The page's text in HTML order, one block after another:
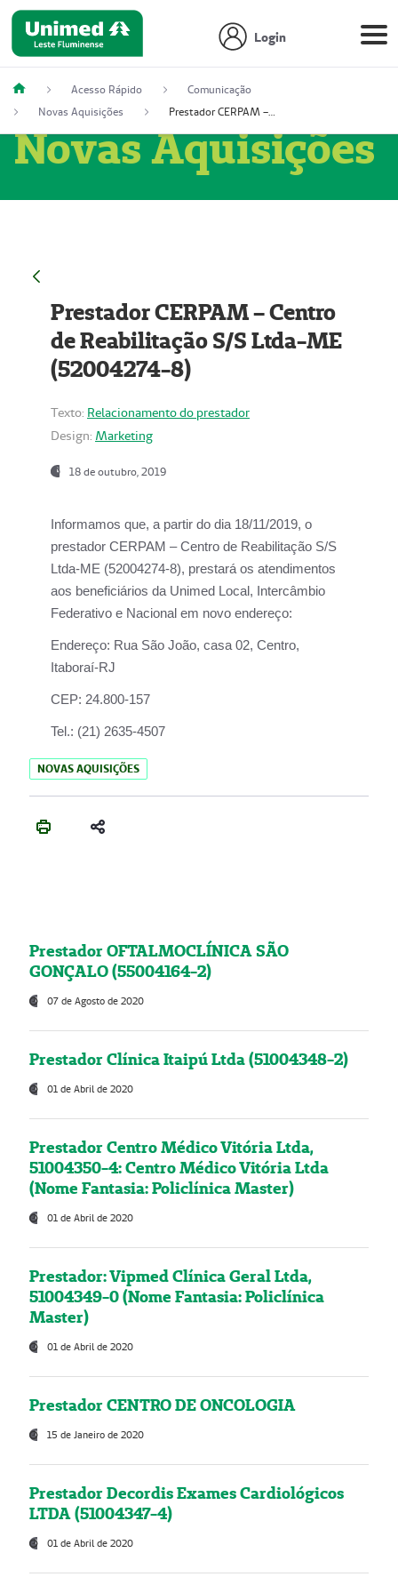
Login
Acesso Rápido
Comunicação
Novas Aquisições
Prestador CERPAM – Centro de Reabilitação S/S Ltda-ME (52004274-8)
Novas Aquisições
Prestador CERPAM – Centro
de Reabilitação S/S Ltda-ME
(52004274-8)
Texto: Relacionamento do prestador
Design: Marketing
18 de outubro, 2019
Informamos que, a partir do dia 18/11/2019, o
prestador CERPAM – Centro de Reabilitação S/S
Ltda-ME (52004274-8), prestará os atendimentos
aos beneficiários da Unimed Local, Intercâmbio
Federativo e Nacional em novo endereço:
Endereço: Rua São João, casa 02, Centro,
Itaboraí-RJ
CEP: 24.800-157
Tel.: (21) 2635-4507
NOVAS AQUISIÇÕES
Prestador OFTALMOCLÍNICA SÃO
GONÇALO (55004164-2)
07 de Agosto de 2020
Prestador Clínica Itaipú Ltda (51004348-2)
01 de Abril de 2020
Prestador Centro Médico Vitória Ltda,
51004350-4: Centro Médico Vitória Ltda
(Nome Fantasia: Policlínica Master)
01 de Abril de 2020
Prestador: Vipmed Clínica Geral Ltda,
51004349-0 (Nome Fantasia: Policlínica
Master)
01 de Abril de 2020
Prestador CENTRO DE ONCOLOGIA
15 de Janeiro de 2020
Prestador Decordis Exames Cardiológicos
LTDA (51004347-4)
01 de Abril de 2020